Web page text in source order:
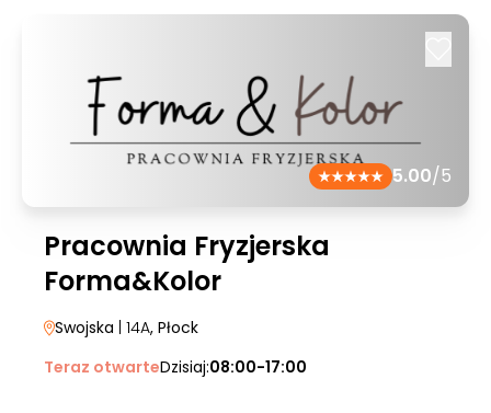
5.00/5
Pracownia Fryzjerska
Forma&Kolor
Swojska | 14A, Płock
Teraz otwarteDzisiaj:08:00-17:00